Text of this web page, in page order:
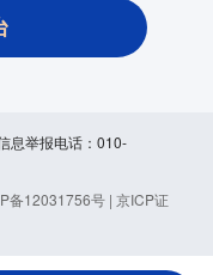
息举报电话：010-
备12031756号 | 京ICP证